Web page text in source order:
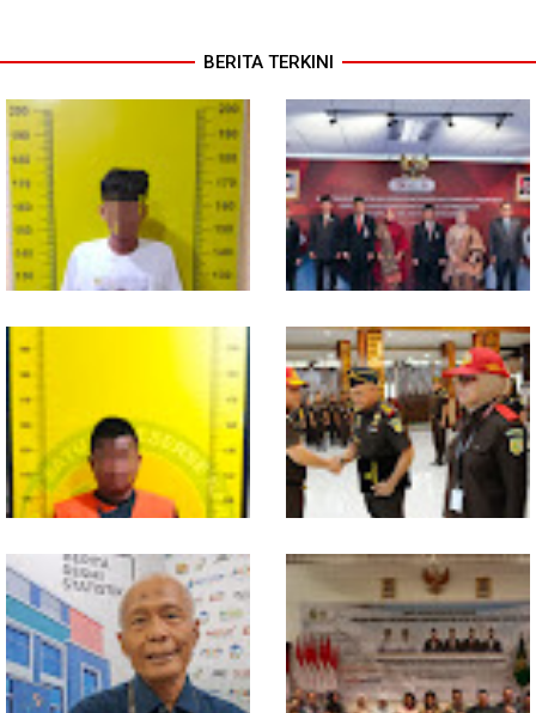
BERITA TERKINI
Polresta Deli Serdang Bekuk
Dua orang Pengedar Narkoba
di Pagar Merbau
Perkuat Kinerja Organisasi dan
Pengembangan Karier, OJK
Lantik Pejabat Baru
Sabu seberat 9,36 gram
bersama Pemiliknya
Diamankan Satresnarkoba
Polresta Deli Serdang
Tutup Diklat Manajemen Risiko,
Kabadiklat Harli Siregar
Menegaskan Lima Instruksi
Strategis untuk Perkuat Tata
Kelola Kejaksaan